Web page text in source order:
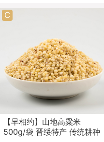
C
【早相约】山地高粱米
500g/袋 晋绥特产 传统耕种